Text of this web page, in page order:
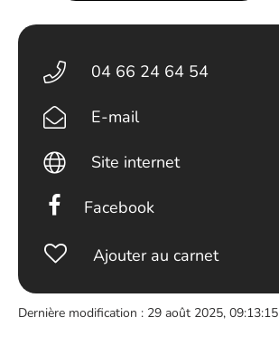
04 66 24 64 54
E-mail
Site internet
Facebook
Ajouter au carnet
Dernière modification : 29 août 2025, 09:13:15